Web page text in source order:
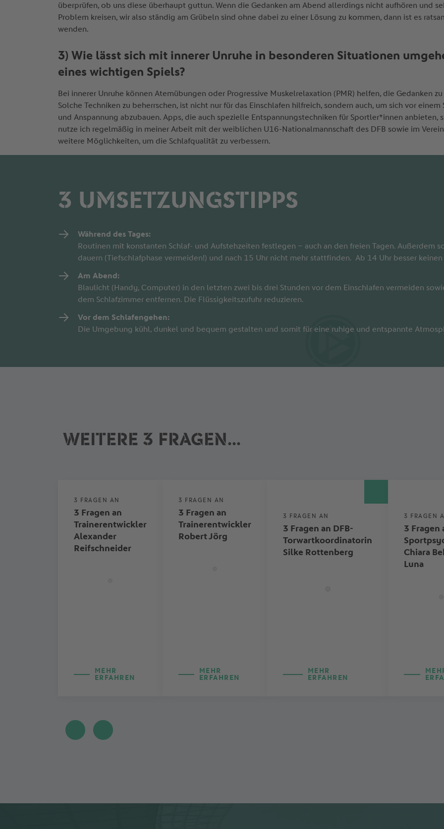
überprüfen, ob uns diese überhaupt guttun. Wenn die Gedanken am Abend allerdings nicht aufhören und
Problem kreisen, wir also ständig am Grübeln sind ohne dabei zu einer Lösung zu kommen, dann ist es
wenden.
3) Wie lässt sich mit innerer Unruhe in besonderen Situationen
eines wichtigen Spiels?
Bei innerer Unruhe können Atemübungen oder Progressive Muskelrelaxation (PMR) helfen, die Gedanken
Solche Techniken zu beherrschen, ist nicht nur für das Einschlafen hilfreich, sondern auch, um sich vor
und Anspannung abzubauen. Apps, die auch spezielle Entspannungstechniken für Sportler*innen anbieten,
nutze ich regelmäßig in meiner Arbeit mit der weiblichen U16-Nationalmannschaft des DFB sowie im
weitere Möglichkeiten, um die Schlafqualität zu verbessern.
3 UMSETZUNGSTIPPS
Während des Tages:
Routinen mit konstanten Schlaf- und Aufstehzeiten festlegen – auch an den freien Tagen. Außerdem
dauern (Tiefschlafphase vermeiden!) und nach 15 Uhr nicht mehr stattfinden. Ab 14 Uhr besser
Am Abend:
Blaulicht (Handy, Computer) in den letzten zwei bis drei Stunden vor dem Einschlafen vermeiden
dem Schlafzimmer entfernen. Die Flüssigkeitszufuhr reduzieren.
Vor dem Schlafengehen:
Die Umgebung kühl, dunkel und bequem gestalten und somit für eine ruhige und entspannte
WEITERE 3 FRAGEN...
3 FRAGEN AN
3 Fragen an
Trainerentwickler
Alexander
Reifschneider
MEHR
ERFAHREN
3 FRAGEN AN
3 Fragen an
Trainerentwickler
Robert Jörg
MEHR
ERFAHREN
3 FRAGEN AN
3 Fragen an DFB-
Torwartkoordinatorin
Silke Rottenberg
MEHR
ERFAHREN
3 FRAGEN
3 Fragen
Chiara
Luna